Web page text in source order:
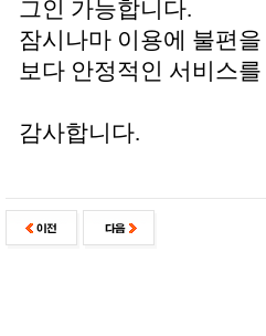
그인 가능합니다.
잠시나마 이용에 불편
보다 안정적인 서비스
감사합니다.